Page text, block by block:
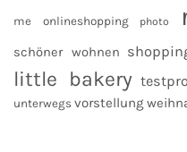
me onlineshopping photo
schöner wohnen
little bakery
unterwegs vorstellung